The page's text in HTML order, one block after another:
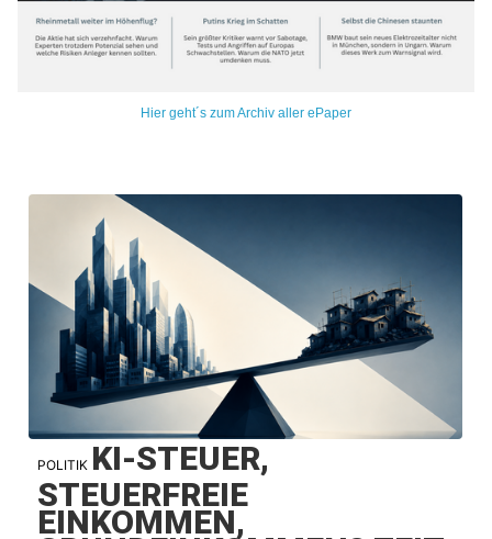
Hier geht´s zum Archiv aller ePaper
POLITIK KI-STEUER,
STEUERFREIE
EINKOMMEN,